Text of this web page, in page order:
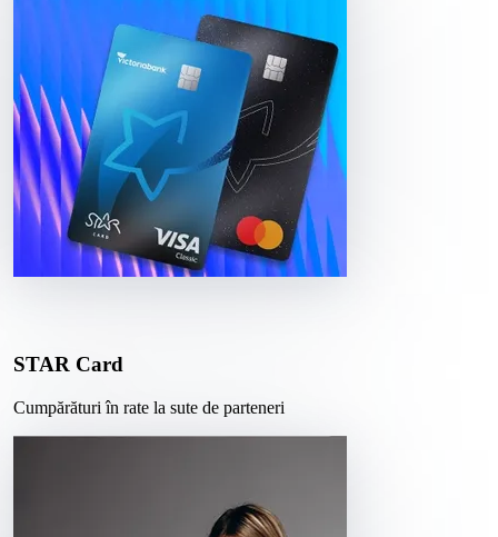
STAR Card
Cumpărături în rate la sute de parteneri